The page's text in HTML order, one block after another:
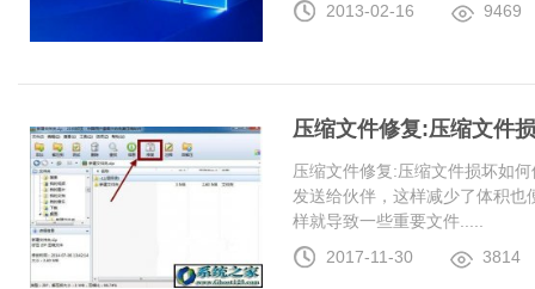
2013-02-16
9469
压缩文件修复:压缩文件
压缩文件修复:压缩文件损坏如
发送给伙伴，这样减少了体积
样就导致一些重要文件.....
2017-11-30
3814